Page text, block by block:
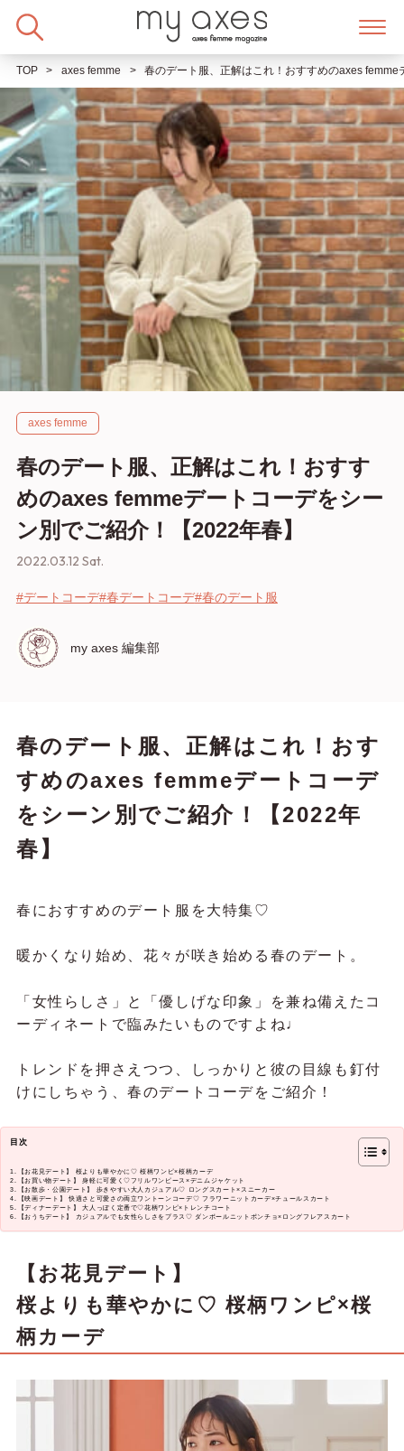
TOP axes femme 春のデート服、正解はこれ！おすすめのaxes
axes femme
春のデート服、正解はこれ！おすす
めのaxes femmeデートコーデをシー
ン別でご紹介！【2022年春】
2022.03.12 Sat.
#デートコーデ#春デートコーデ#春のデート服
my axes 編集部
春のデート服、正解はこれ！おす
すめのaxes femmeデートコーデ
をシーン別でご紹介！【2022年
春】
春におすすめのデート服を大特集♡
暖かくなり始め、花々が咲き始める春のデート。
「女性らしさ」と「優しげな印象」を兼ね備えたコ
ーディネートで臨みたいものですよね♩
トレンドを押さえつつ、しっかりと彼の目線も釘付
けにしちゃう、春のデートコーデをご紹介！
目次
【お花見デート】 桜よりも華やかに♡ 桜柄ワンピ×桜柄カーデ
【お買い物デート】 身軽に可愛く♡フリルワンピース×デニムジャケット
【お散歩・公園デート】 歩きやすい大人カジュアル♡ ロングスカート×スニーカー
【映画デート】 快適さと可愛さの両立ワントーンコーデ♡ フラワーニットカーデ×チュールスカート
【ディナーデート】 大人っぽく定番で♡花柄ワンピ×トレンチコート
【おうちデート】 カジュアルでも女性らしさをプラス♡ ダンボールニットポンチョ×ロングフレアスカート
【お花見デート】
桜よりも華やかに♡ 桜柄ワンピ×桜
柄カーデ